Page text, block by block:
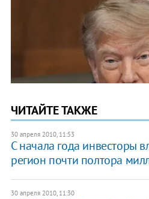
ЧИТАЙТЕ ТАКЖЕ
30 апреля 2010, 11:53
С начала года инвесторы
регион почти полтора
30 апреля 2010, 11:30